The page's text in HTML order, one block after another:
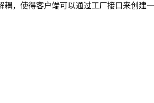
，使得客户端可以通过工厂接口来创建一